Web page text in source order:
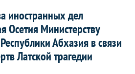
иностранных дел
Осетия Министерству
Абхазия в связи
Латской трагедии